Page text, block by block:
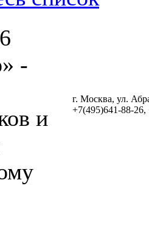
-
и
г. Москва, ул.
+7(495)641-88-26,